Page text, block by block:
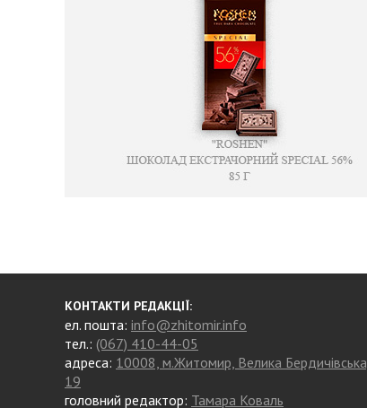
КОНТАКТИ РЕДАКЦІЇ:
ел. пошта: info@zhitomir.info
тел.: (067) 410-44-05
адреса: 10008, м.Житомир, Велика Бердичівська,
19
головний редактор: Тамара Коваль